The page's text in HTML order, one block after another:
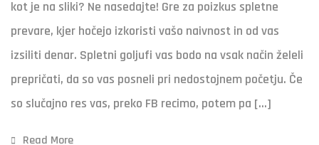
kot je na sliki? Ne nasedajte! Gre za poizkus spletne
prevare, kjer hočejo izkoristi vašo naivnost in od vas
izsiliti denar. Spletni goljufi vas bodo na vsak način želeli
prepričati, da so vas posneli pri nedostojnem početju. Če
so slučajno res vas, preko FB recimo, potem pa […]
Read More